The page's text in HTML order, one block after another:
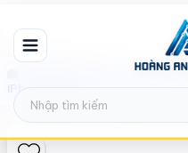
iPhone Xs Max - THANH LÝ/